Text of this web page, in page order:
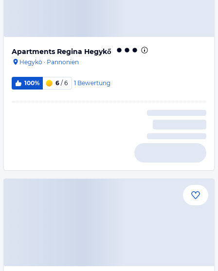
Apartments Regina Hegykő
Hegykö · Pannonien
100% 6 / 6 1 Bewertung